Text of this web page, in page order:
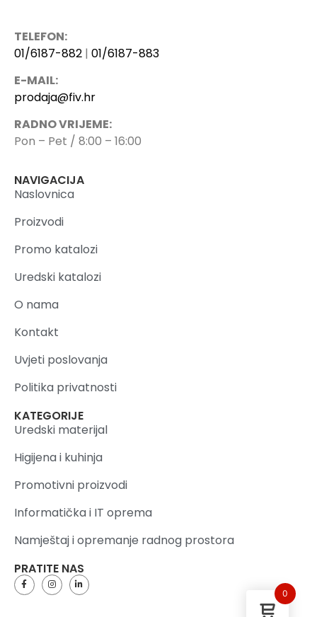
TELEFON:
01/6187-882 | 01/6187-883
E-MAIL:
prodaja@fiv.hr
RADNO VRIJEME:
Pon – Pet / 8:00 – 16:00
NAVIGACIJA
Naslovnica
Proizvodi
Promo katalozi
Uredski katalozi
O nama
Kontakt
Uvjeti poslovanja
Politika privatnosti
KATEGORIJE
Uredski materijal
Higijena i kuhinja
Promotivni proizvodi
Informatička i IT oprema
Namještaj i opremanje radnog prostora
PRATITE NAS
0